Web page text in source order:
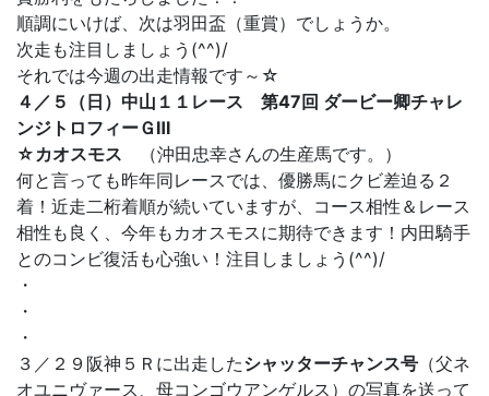
順調にいけば、次は羽田盃（重賞）でしょうか。
次走も注目しましょう(^^)/
それでは今週の出走情報です～☆
４／５（日）中山１１レース 第47回 ダービー卿チャレ
ンジトロフィーＧⅢ
☆カオスモス
（沖田忠幸さんの生産馬です。）
何と言っても昨年同レースでは、優勝馬にクビ差迫る２
着！近走二桁着順が続いていますが、コース相性＆レース
相性も良く、今年もカオスモスに期待できます！内田騎手
とのコンビ復活も心強い！注目しましょう(^^)/
・
・
・
３／２９阪神５Ｒに出走したシャッターチャンス号 （父ネ
オユニヴァース、母コンゴウアンゲルス）の写真を送って